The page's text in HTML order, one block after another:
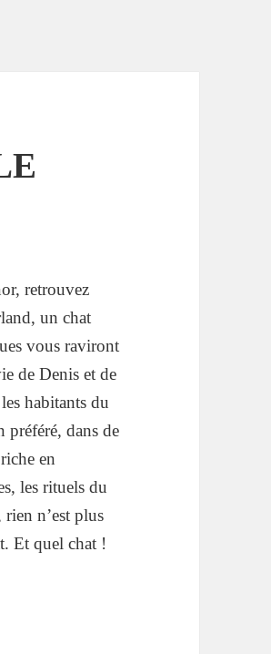
retrouvez
un chat
vous raviront
de Denis et de
habitants du
préféré, dans de
en
les rituels du
n’est plus
Et quel chat !